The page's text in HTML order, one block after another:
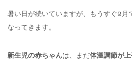
暑い日が続いていますが、もうすぐ9月
なってきます。
新生児の赤ちゃんは、まだ体温調節が